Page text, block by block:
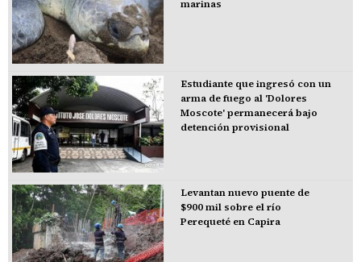
marinas
Estudiante que ingresó con un
arma de fuego al 'Dolores
Moscote' permanecerá bajo
detención provisional
Levantan nuevo puente de
$900 mil sobre el río
Perequeté en Capira